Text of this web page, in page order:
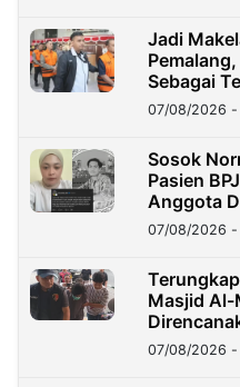
Jadi
Sebagai
07/08/2026 -
Sosok
Pasien
Anggota
Lukman
07/08/2026 -
Masjid Al-
07/08/2026 -